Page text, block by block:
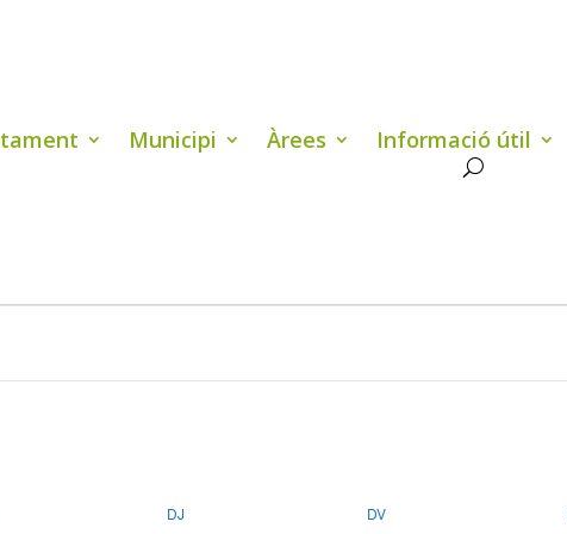
Municipi Àrees Informació útil
DJ DV